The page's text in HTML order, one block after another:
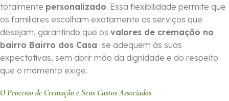
totalmente personalizado. Essa flexibilidade permite que
os familiares escolham exatamente os serviços que
desejam, garantindo que os valores de cremação no
bairro Bairro dos Casa se adequem às suas
expectativas, sem abrir mão da dignidade e do respeito
que o momento exige.
O Processo de Cremação e Seus Custos Associados